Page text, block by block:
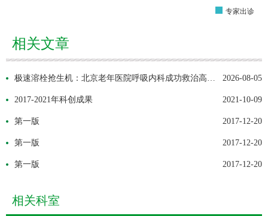
专家出诊
相关文章
2026-08-05
极速溶栓抢生机：北京老年医院呼吸内科成功救治高危肺栓塞患者
2021-10-09
2017-2021年科创成果
2017-12-20
第一版
2017-12-20
第一版
2017-12-20
第一版
相关科室